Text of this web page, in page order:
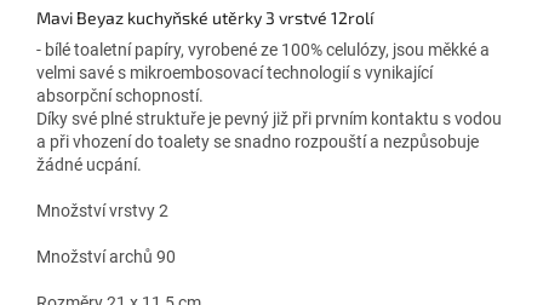
Mavi Beyaz kuchyňské utěrky 3 vrstvé 12rolí
- bílé toaletní papíry, vyrobené ze 100% celulózy, jsou měkké a
velmi savé s mikroembosovací technologií s vynikající
absorpční schopností.
Díky své plné struktuře je pevný již při prvním kontaktu s vodou
a při vhození do toalety se snadno rozpouští a nezpůsobuje
žádné ucpání.
Množství vrstvy 2
Množství archů 90